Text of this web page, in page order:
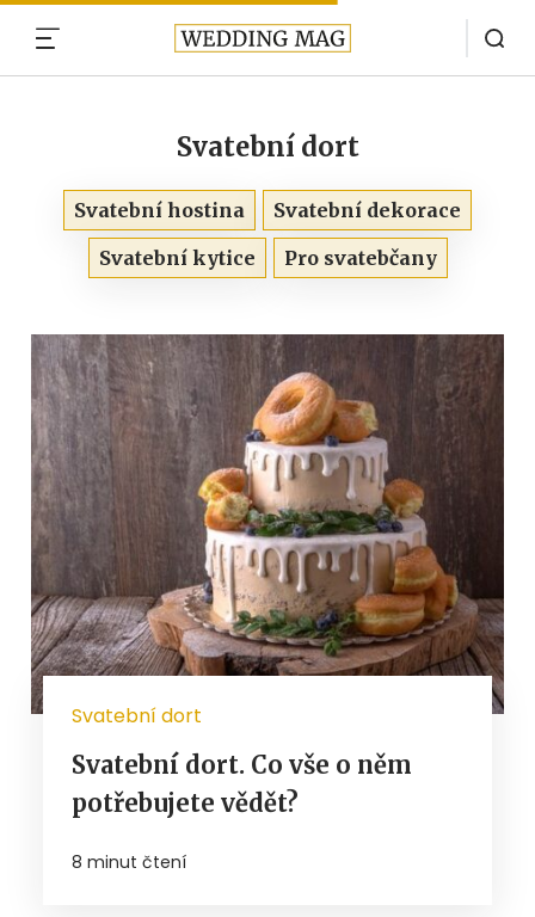
Svatební dort
Svatební hostina
Svatební dekorace
Svatební kytice
Pro svatebčany
Svatební dort
Svatební dort. Co vše o něm
potřebujete vědět?
8 minut čtení